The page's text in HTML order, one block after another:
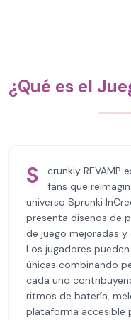
¿Qué es el
S
crunkly REVAMP
fans que
universo Sprunki
presenta diseños de
de juego mejoradas
Los jugadores
únicas combinando
cada uno
ritmos de batería,
plataforma accesible